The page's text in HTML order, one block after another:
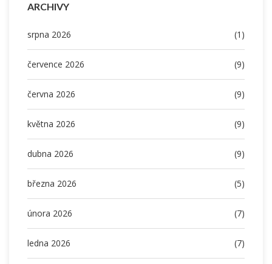
ARCHIVY
srpna 2026 (1)
července 2026 (9)
června 2026 (9)
května 2026 (9)
dubna 2026 (9)
března 2026 (5)
února 2026 (7)
ledna 2026 (7)